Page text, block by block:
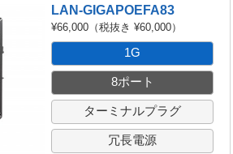
LAN-GIGAPOEFA83
¥66,000（税抜き ¥60,000）
1G
8ポート
ターミナルプラグ
冗長電源